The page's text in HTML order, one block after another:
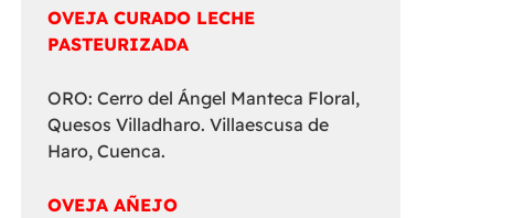
OVEJA CURADO LECHE
PASTEURIZADA
ORO: Cerro del Ángel Manteca Floral,
Quesos Villadharo. Villaescusa de
Haro, Cuenca.
OVEJA AÑEJO